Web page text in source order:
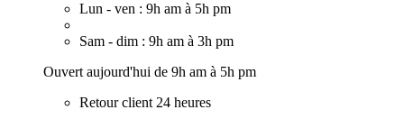
Lun - ven : 9h am à 5h pm
Sam - dim : 9h am à 3h pm
Ouvert aujourd'hui de 9h am à 5h pm
Retour client 24 heures